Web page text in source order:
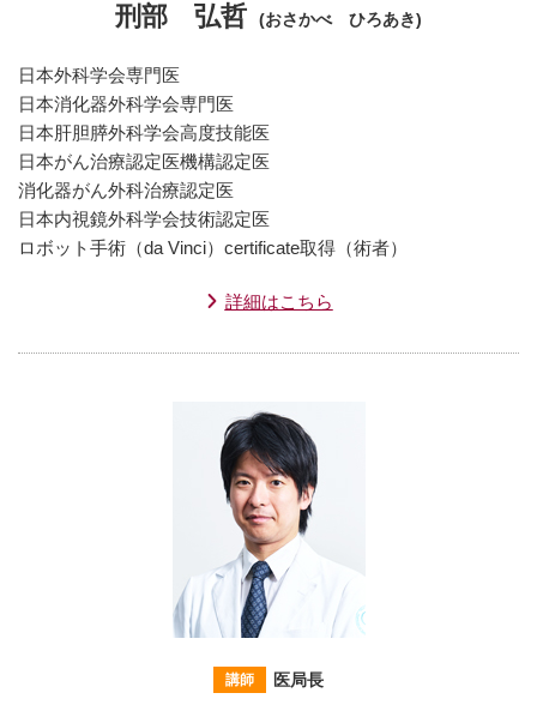
刑部 弘哲 (おさかべ ひろあき)
日本外科学会専門医
日本消化器外科学会専門医
日本肝胆膵外科学会高度技能医
日本がん治療認定医機構認定医
消化器がん外科治療認定医
日本内視鏡外科学会技術認定医
ロボット手術（da Vinci）certificate取得（術者）
詳細はこちら
講師 医局長